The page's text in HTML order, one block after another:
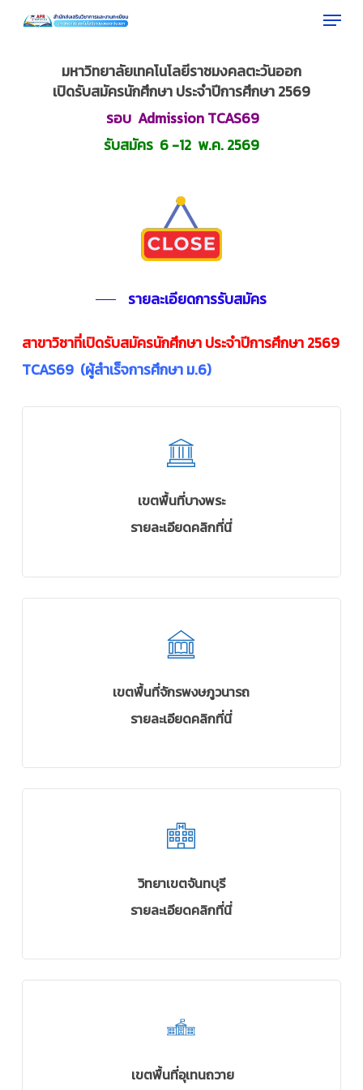
Menu
มหาวิทยาลัยเทคโนโลยีราชมงคลตะวันออก
เปิดรับสมัครนักศึกษา ประจำปีการศึกษา 2569
รอบ Admission TCAS69
รับสมัคร 6 -12 พ.ค. 2569
รายละเอียดการรับสมัคร
สาขาวิชาที่เปิดรับสมัครนักศึกษา ประจำปีการศึกษา 2569
TCAS69 (ผู้สำเร็จการศึกษา ม.6)
เขตพื้นที่บางพระ
รายละเอียดคลิกที่นี่
เขตพื้นที่จักรพงษภูวนารถ
รายละเอียดคลิกที่นี่
วิทยาเขตจันทบุรี
รายละเอียดคลิกที่นี่
เขตพื้นที่อุเทนถวาย